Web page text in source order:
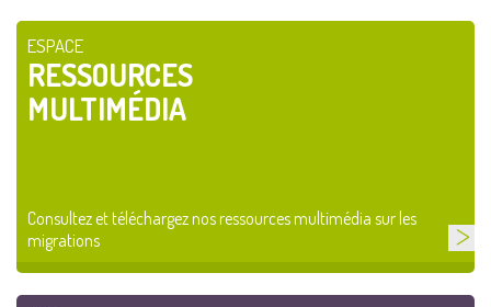
ESPACE
RESSOURCES
MULTIMÉDIA
Consultez et téléchargez nos ressources multimédia sur les
migrations